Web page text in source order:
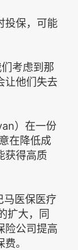
投保，可能
考虑到那
让他们失去
）在一份
在降低成
获得高质
马医保医疗
扩大，同
险公司提高
。